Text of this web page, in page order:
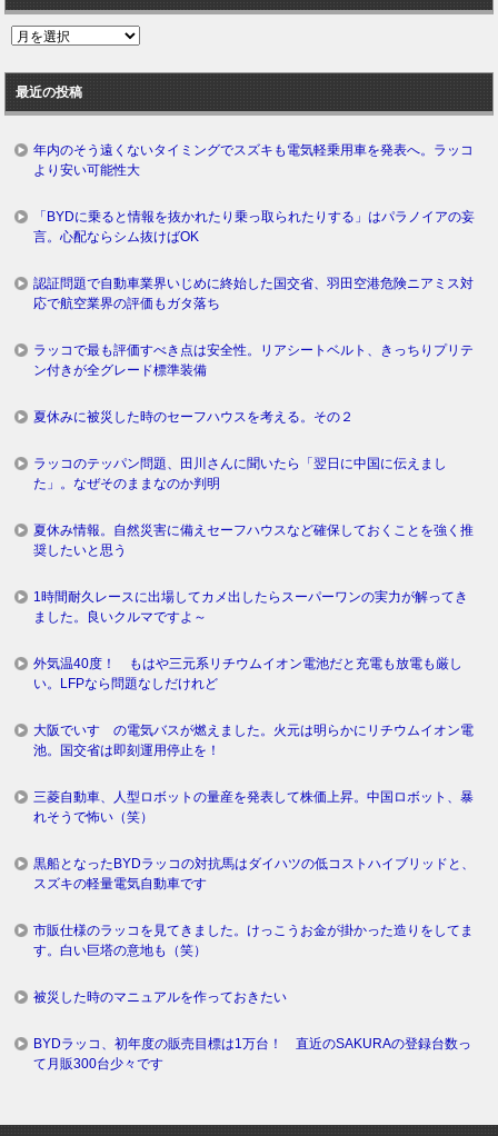
過
ロ
グ
最近の投稿
年内のそう遠くないタイミングでスズキも電気軽乗用車を発表へ。ラッコ
より安い可能性大
「BYDに乗ると情報を抜かれたり乗っ取られたりする」はパラノイアの妄
言。心配ならシム抜けばOK
認証問題で自動車業界いじめに終始した国交省、羽田空港危険ニアミス対
応で航空業界の評価もガタ落ち
ラッコで最も評価すべき点は安全性。リアシートベルト、きっちりプリテ
ン付きが全グレード標準装備
夏休みに被災した時のセーフハウスを考える。その２
ラッコのテッパン問題、田川さんに聞いたら「翌日に中国に伝えまし
た」。なぜそのままなのか判明
夏休み情報。自然災害に備えセーフハウスなど確保しておくことを強く推
奨したいと思う
1時間耐久レースに出場してカメ出したらスーパーワンの実力が解ってき
ました。良いクルマですよ～
外気温40度！ もはや三元系リチウムイオン電池だと充電も放電も厳し
い。LFPなら問題なしだけれど
大阪でいすゞの電気バスが燃えました。火元は明らかにリチウムイオン電
池。国交省は即刻運用停止を！
三菱自動車、人型ロボットの量産を発表して株価上昇。中国ロボット、暴
れそうで怖い（笑）
黒船となったBYDラッコの対抗馬はダイハツの低コストハイブリッドと、
スズキの軽量電気自動車です
市販仕様のラッコを見てきました。けっこうお金が掛かった造りをしてま
す。白い巨塔の意地も（笑）
被災した時のマニュアルを作っておきたい
BYDラッコ、初年度の販売目標は1万台！ 直近のSAKURAの登録台数っ
て月販300台少々です